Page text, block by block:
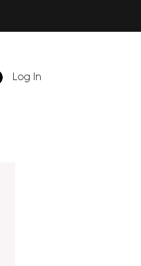
Log In